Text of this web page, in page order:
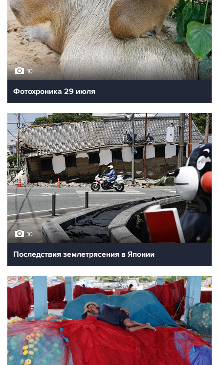
10
Фотохроника 29 июля
10
Последствия землетрясения в Японии